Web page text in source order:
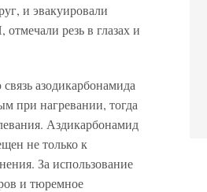
и эвакуировали
резь в глазах и
азодикарбонамида
при нагревании, тогда
Аздикарбонамид
не только к
За использование
и тюремное